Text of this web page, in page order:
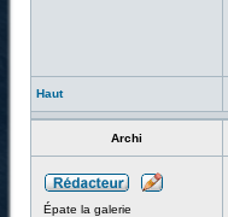
Haut
Archi
Épate la galerie